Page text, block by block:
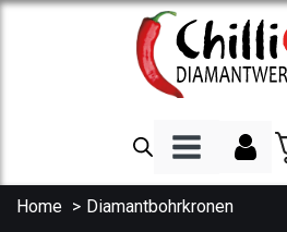
Home Diamantbohrkronen